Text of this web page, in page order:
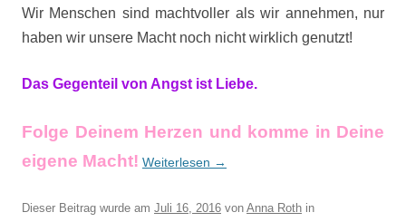
Wir Menschen sind machtvoller als wir annehmen, nur
haben wir unsere Macht noch nicht wirklich genutzt!
Das Gegenteil von Angst ist Liebe.
Folge Deinem Herzen und komme in Deine
eigene Macht! Weiterlesen →
Dieser Beitrag wurde am Juli 16, 2016 von Anna Roth in